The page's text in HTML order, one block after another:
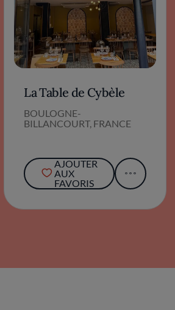
La Table de Cybèle
BOULOGNE-
BILLANCOURT, FRANCE
AJOUTER
AUX
FAVORIS